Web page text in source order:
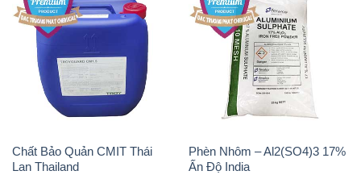
Chất Bảo Quản CMIT Thái
Lan Thailand
Phèn Nhôm – Al2(SO4)3 17%
Ấn Độ India